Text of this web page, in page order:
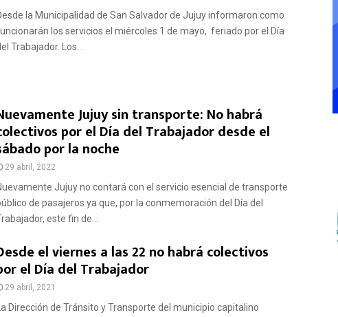
la Municipalidad de San Salvador de Jujuy informaron como
los servicios el miércoles 1 de mayo, feriado por el Día
Trabajador. Los...
Jujuy sin transporte: No habrá
por el Día del Trabajador desde el
por la noche
29 abril, 2022
Jujuy no contará con el servicio esencial de transporte
de pasajeros ya que, por la conmemoración del Día del
este fin de...
el viernes a las 22 no habrá colectivos
el Día del Trabajador
29 abril, 2021
Dirección de Tránsito y Transporte del municipio capitalino